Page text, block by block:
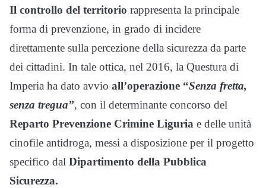
Il controllo del territorio rappresenta la principale
forma di prevenzione, in grado di incidere
direttamente sulla percezione della sicurezza da parte
dei cittadini. In tale ottica, nel 2016, la Questura di
Imperia ha dato avvio all’operazione “Senza fretta,
senza tregua”, con il determinante concorso del
Reparto Prevenzione Crimine Liguria e delle unità
cinofile antidroga, messi a disposizione per il progetto
specifico dal Dipartimento della Pubblica
Sicurezza.